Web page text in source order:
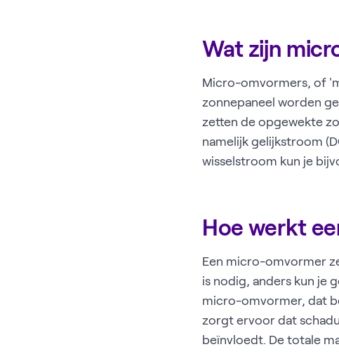
Wat zijn
Micro-omvormers, of
zonnepaneel worden
zetten de opgewekte
namelijk gelijkstroom
wisselstroom kun je
Hoe werkt
Een micro-omvormer
is nodig, anders kun je
micro-omvormer, dat
zorgt ervoor dat
beïnvloedt. De totale